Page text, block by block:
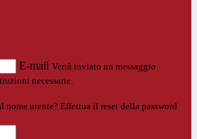
E-mail Verrà inviato un messaggio
necessarie.
nome utente? Effettua il reset della password